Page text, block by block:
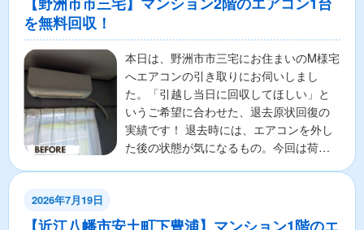
を無料回収！
本日は、野洲市市三宅にお住まいのM様宅
へエアコンの引き取りにお伺いしまし
た。「引越し当日に回収してほしい」と
いうご希望に合わせた、退去原状回復の
実績です！ 退去時には、エアコンを外し
た後の状態が気になるもの。今回は荷出
2026年7月19日
【近江八幡市安土町下豊浦】マンション1階のエ